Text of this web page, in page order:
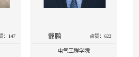
：147 戴鹏 点赞：622
电气工程学院